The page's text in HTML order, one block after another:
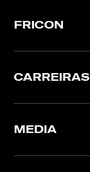
FRICON
CARREIRAS
MEDIA